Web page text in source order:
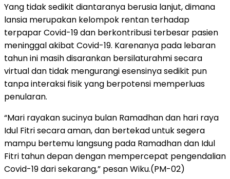
Yang tidak sedikit diantaranya berusia lanjut, dimana
lansia merupakan kelompok rentan terhadap
terpapar Covid-19 dan berkontribusi terbesar pasien
meninggal akibat Covid-19. Karenanya pada lebaran
tahun ini masih disarankan bersilaturahmi secara
virtual dan tidak mengurangi esensinya sedikit pun
tanpa interaksi fisik yang berpotensi memperluas
penularan.
“Mari rayakan sucinya bulan Ramadhan dan hari raya
Idul Fitri secara aman, dan bertekad untuk segera
mampu bertemu langsung pada Ramadhan dan Idul
Fitri tahun depan dengan mempercepat pengendalian
Covid-19 dari sekarang,” pesan Wiku.(PM-02)